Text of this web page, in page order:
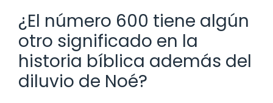
¿El número 600 tiene algún
otro significado en la
historia bíblica además del
diluvio de Noé?